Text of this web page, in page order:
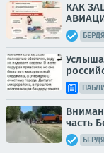
КАК
часть